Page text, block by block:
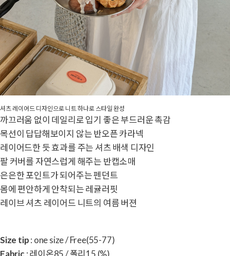
셔츠 레이어드 디자인으로 니트 하나로 스타일 완성
까끄러움 없이 데일리로 입기 좋은 부드러운 촉감
목선이 답답해보이지 않는 반오픈 카라넥
레이어드한 듯 효과를 주는 셔츠 배색 디자인
팔 커버를 자연스럽게 해주는 반캡소매
은은한 포인트가 되어주는 펜던트
몸에 편안하게 안착되는 레귤러핏
레이브 셔츠 레이어드 니트의 여름 버젼
Size tip: one size / Free(55-77)